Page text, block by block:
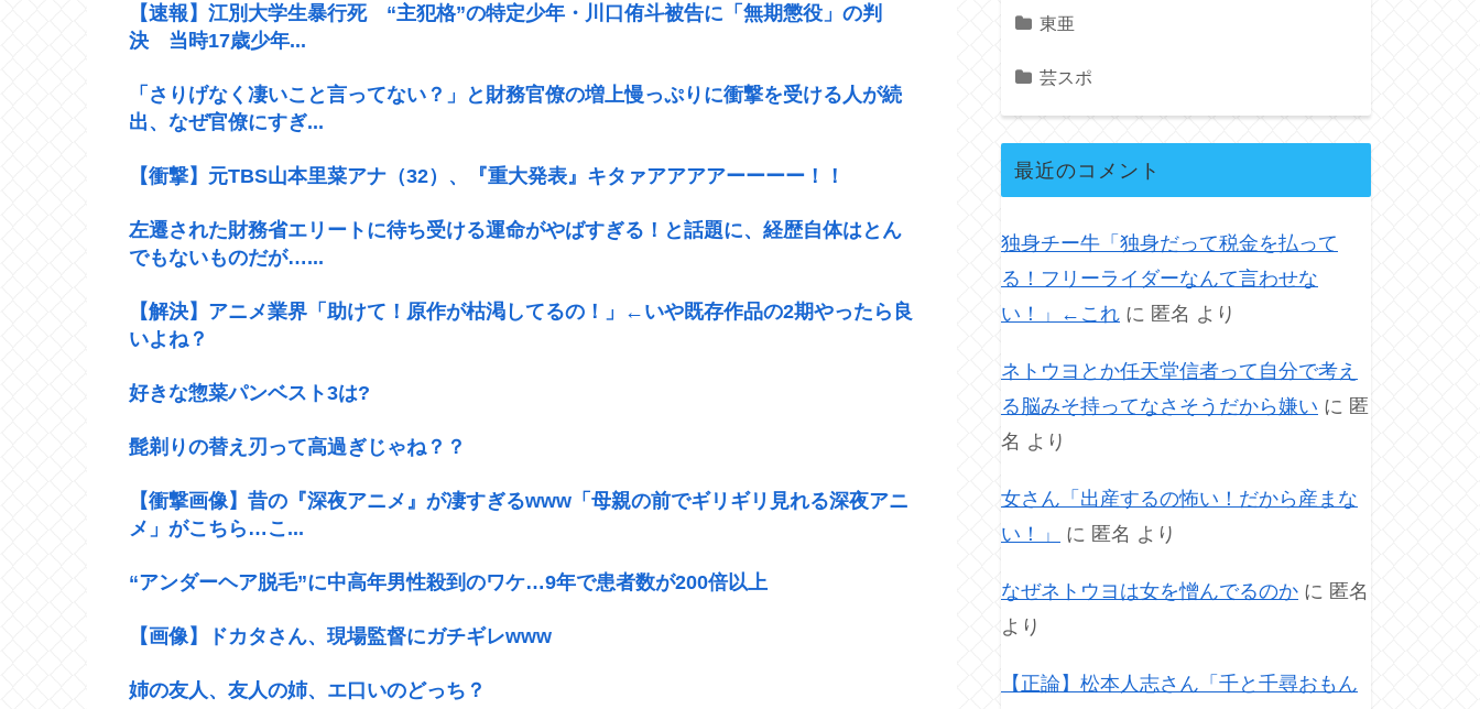
【速報】江別大学生暴行死 “主犯格”の特定少年・川口侑斗被告に「無期懲役」の判
決 当時17歳少年...
「さりげなく凄いこと言ってない？」と財務官僚の増上慢っぷりに衝撃を受ける人が続
出、なぜ官僚にすぎ...
【衝撃】元TBS山本里菜アナ（32）、『重大発表』キタァアアアアーーーー！！
左遷された財務省エリートに待ち受ける運命がやばすぎる！と話題に、経歴自体はとん
でもないものだが…...
【解決】アニメ業界「助けて！原作が枯渇してるの！」←いや既存作品の2期やったら良
いよね？
好きな惣菜パンベスト3は?
髭剃りの替え刃って高過ぎじゃね？？
【衝撃画像】昔の『深夜アニメ』が凄すぎるwww「母親の前でギリギリ見れる深夜アニ
メ」がこちら…こ...
“アンダーヘア脱毛”に中高年男性殺到のワケ…9年で患者数が200倍以上
【画像】ドカタさん、現場監督にガチギレwww
姉の友人、友人の姉、エ口いのどっち？
東亜
芸スポ
最近のコメント
独身チー牛「独身だって税金を払って
る！フリーライダーなんて言わせな
い！」←これ に 匿名 より
ネトウヨとか任天堂信者って自分で考え
る脳みそ持ってなさそうだから嫌い に 匿
名 より
女さん「出産するの怖い！だから産まな
い！」
に 匿名 より
なぜネトウヨは女を憎んでるのか に 匿名
より
【正論】松本人志さん「千と千尋おもん